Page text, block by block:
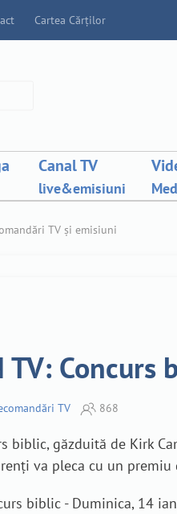
Cartea Cărților
Canal TV
live&emisiuni
TV și emisiuni
TV:
TV 868
biblic, găzduită de Kirk
va pleca cu un
biblic - Duminica, 14